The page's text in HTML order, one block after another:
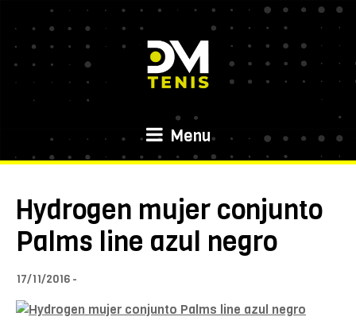
Menu
Hydrogen mujer conjunto
Palms line azul negro
17/11/2016